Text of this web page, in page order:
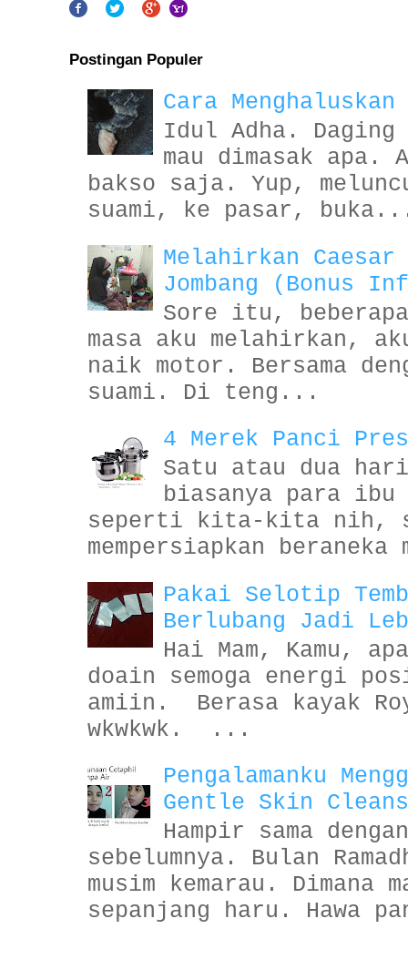
Postingan Populer
Cara
Idul Adha. Daging
mau dimasak
bakso saja. Yup,
suami, ke pasar,
Melahirkan
Jombang (Bonus
Sore itu,
masa aku melahirkan,
naik motor. Bersama
suami. Di teng...
4 Merek Panci
Satu atau dua
biasanya para ibu
seperti kita-kita nih,
mempersiapkan
Pakai Selotip
Berlubang Jadi
Hai Mam, Kamu,
doain semoga energi
amiin. Berasa kayak
wkwkwk. ...
Pengalamanku
Gentle Skin
Hampir sama
sebelumnya. Bulan
musim kemarau. Dimana
sepanjang haru. Hawa